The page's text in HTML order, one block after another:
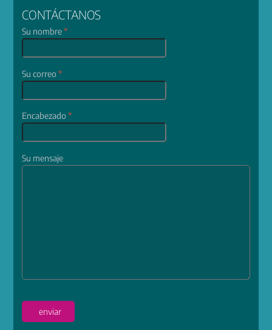
CONTÁCTANOS
Su nombre*
Su correo*
Encabezado*
Su mensaje
enviar